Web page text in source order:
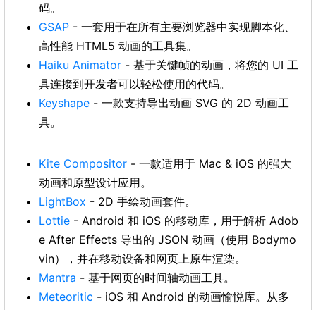
码。
GSAP - 一套用于在所有主要浏览器中实现脚本化、
高性能 HTML5 动画的工具集。
Haiku Animator - 基于关键帧的动画，将您的 UI 工
具连接到开发者可以轻松使用的代码。
Keyshape - 一款支持导出动画 SVG 的 2D 动画工
具。
Kite Compositor - 一款适用于 Mac & iOS 的强大
动画和原型设计应用。
LightBox - 2D 手绘动画套件。
Lottie - Android 和 iOS 的移动库，用于解析 Adob
e After Effects 导出的 JSON 动画（使用 Bodymo
vin），并在移动设备和网页上原生渲染。
Mantra - 基于网页的时间轴动画工具。
Meteoritic - iOS 和 Android 的动画愉悦库。从多